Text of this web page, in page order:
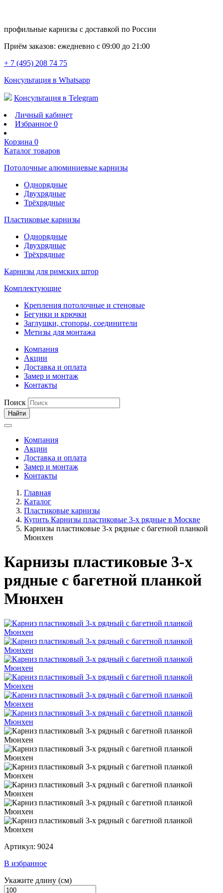
профильные карнизы с доставкой по России
Приём заказов: ежедневно с 09:00 до 21:00
+ 7 (495) 208 74 75
Консультация в Whatsapp
Консультация в Telegram
Личный кабинет
Избранное 0
Корзина 0
Каталог товаров
Потолочные алюминиевые карнизы
Однорядные
Двухрядные
Трёхрядные
Пластиковые карнизы
Однорядные
Двухрядные
Трёхрядные
Карнизы для римских штор
Комплектующие
Крепления потолочные и стеновые
Бегунки и крючки
Заглушки, стопоры, соединители
Метизы для монтажа
Компания
Акции
Доставка и оплата
Замер и монтаж
Контакты
Поиск
Найти
Компания
Акции
Доставка и оплата
Замер и монтаж
Контакты
Главная
Каталог
Пластиковые карнизы
Купить Карнизы пластиковые 3-х рядные в Москве
Карнизы пластиковые 3-х рядные с багетной планкой
Мюнхен
Карнизы пластиковые 3-х
рядные с багетной планкой
Мюнхен
Артикул: 9024
В избранное
Укажите длину (см)